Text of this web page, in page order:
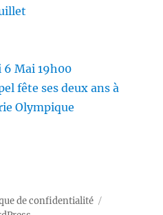
Mai 19h00
fête ses deux ans à
Olympique
de confidentialité